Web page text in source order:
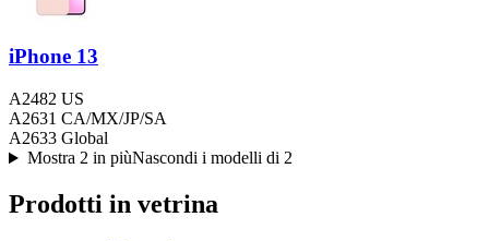
iPhone 13
A2482 US
A2631 CA/MX/JP/SA
A2633 Global
Mostra 2 in piùNascondi i modelli di 2
Prodotti in vetrina